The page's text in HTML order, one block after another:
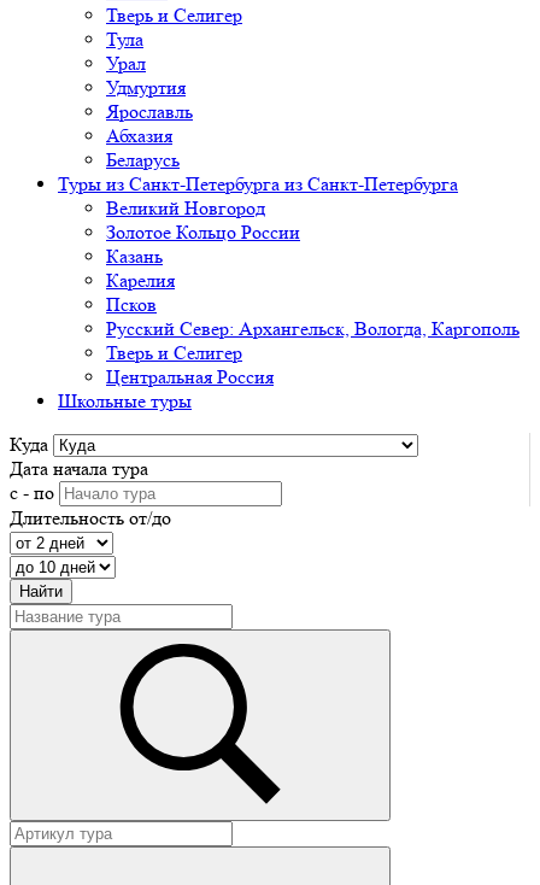
Тверь и Селигер
Тула
Урал
Удмуртия
Ярославль
Абхазия
Беларусь
Туры из Санкт-Петербурга из Санкт-Петербурга
Великий Новгород
Золотое Кольцо России
Казань
Карелия
Псков
Русский Север: Архангельск, Вологда, Каргополь
Тверь и Селигер
Центральная Россия
Школьные туры
Куда
Дата начала тура
с - по
Длительность от/до